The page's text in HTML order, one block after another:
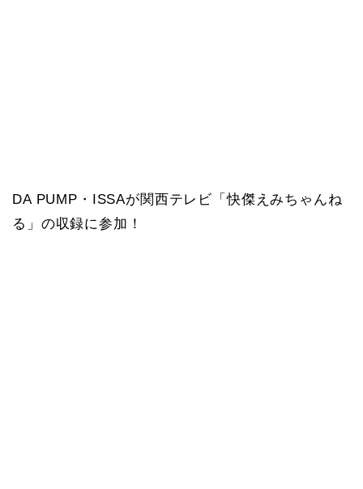
DA PUMP・ISSAが関西テレビ「快傑えみちゃんね
る」の収録に参加！